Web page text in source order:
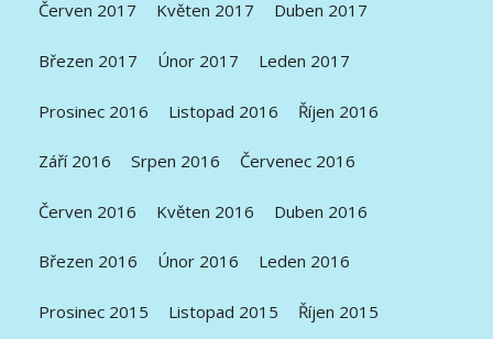
Červen 2017 Květen 2017 Duben 2017
Březen 2017 Únor 2017 Leden 2017
Prosinec 2016 Listopad 2016 Říjen 2016
Září 2016 Srpen 2016 Červenec 2016
Červen 2016 Květen 2016 Duben 2016
Březen 2016 Únor 2016 Leden 2016
Prosinec 2015 Listopad 2015 Říjen 2015